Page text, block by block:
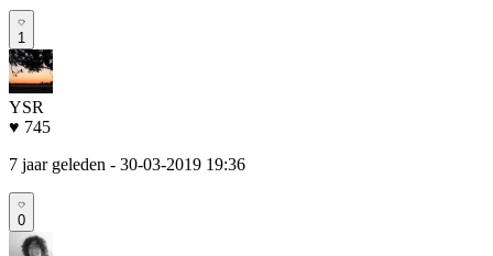
1
YSR
♥ 745
7 jaar geleden - 30-03-2019 19:36
0